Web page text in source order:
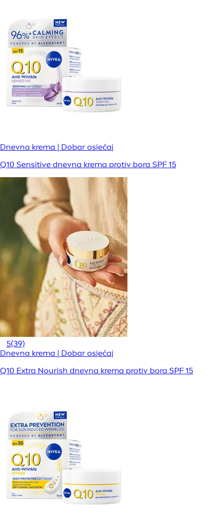
Dnevna krema | Dobar osjećaj
Q10 Sensitive dnevna krema protiv bora SPF 15
5(39)
Dnevna krema | Dobar osjećaj
Q10 Extra Nourish dnevna krema protiv bora SPF 15